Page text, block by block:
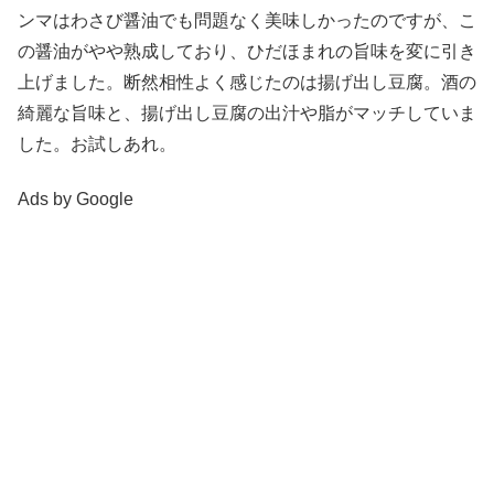
ンマはわさび醤油でも問題なく美味しかったのですが、こ
の醤油がやや熟成しており、ひだほまれの旨味を変に引き
上げました。断然相性よく感じたのは揚げ出し豆腐。酒の
綺麗な旨味と、揚げ出し豆腐の出汁や脂がマッチしていま
した。お試しあれ。
Ads by Google